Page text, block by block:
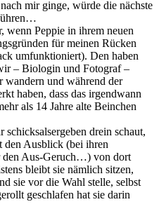
mir ginge, würde die nächste
wenn Peppie in ihrem neuen
für meinen Rücken
umfunktioniert). Den haben
– Biologin und Fotograf –
wandern und während der
haben, dass das irgendwann
als 14 Jahre alte Beinchen
drein schaut,
den Ausblick (bei ihren
den Aus-Geruch…) von dort
bleibt sie nämlich sitzen,
sie vor die Wahl stelle, selbst
geschlafen hat sie darin